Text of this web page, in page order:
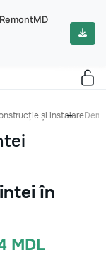
și instalare
în
MDL